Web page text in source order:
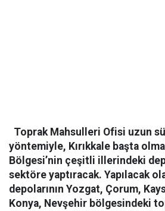
Toprak Mahsulleri Ofisi uzun
yöntemiyle, Kırıkkale başta
Bölgesi’nin çeşitli illerindeki
sektöre yaptıracak. Yapılacak
depolarının Yozgat, Çorum,
Konya, Nevşehir bölgesindeki